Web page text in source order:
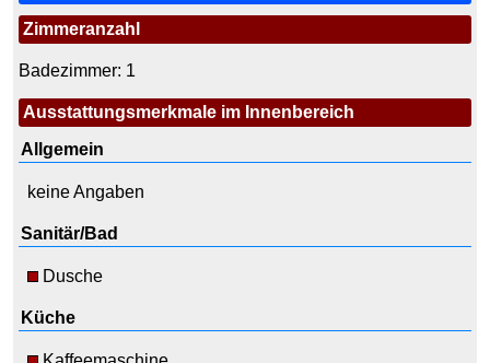
Zimmeranzahl
Badezimmer: 1
Ausstattungsmerkmale im Innenbereich
Allgemein
keine Angaben
Sanitär/Bad
Dusche
Küche